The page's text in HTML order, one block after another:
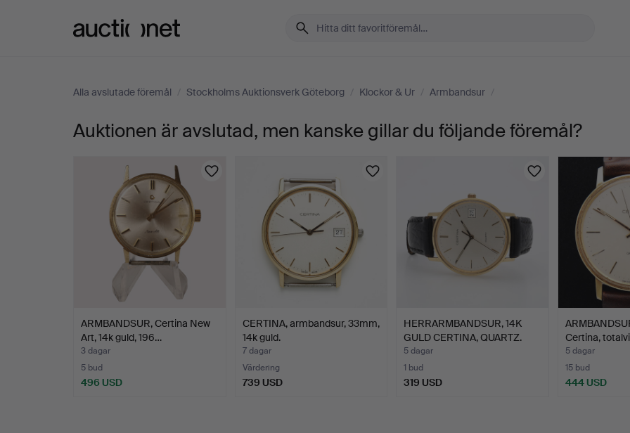
Alla avslutade föremål / Stockholms Auktionsverk Göteborg / Klockor & Ur / Armbandsur /
CERTINA,
armbandsur,
New
guld,
1900-
tal.
Auktionen är avslutad, men kanske gillar du följande föremål?
ARMBANDSUR, Certina New
Art, 14k guld, 196…
3 dagar
5 bud
496 USD
CERTINA, armbandsur, 33mm,
14k guld.
7 dagar
Värdering
739 USD
HERRARMBANDSUR, 14K
GULD CERTINA, QUARTZ.
5 dagar
1 bud
319 USD
Certina,
5 dagar
15 bud
444 USD